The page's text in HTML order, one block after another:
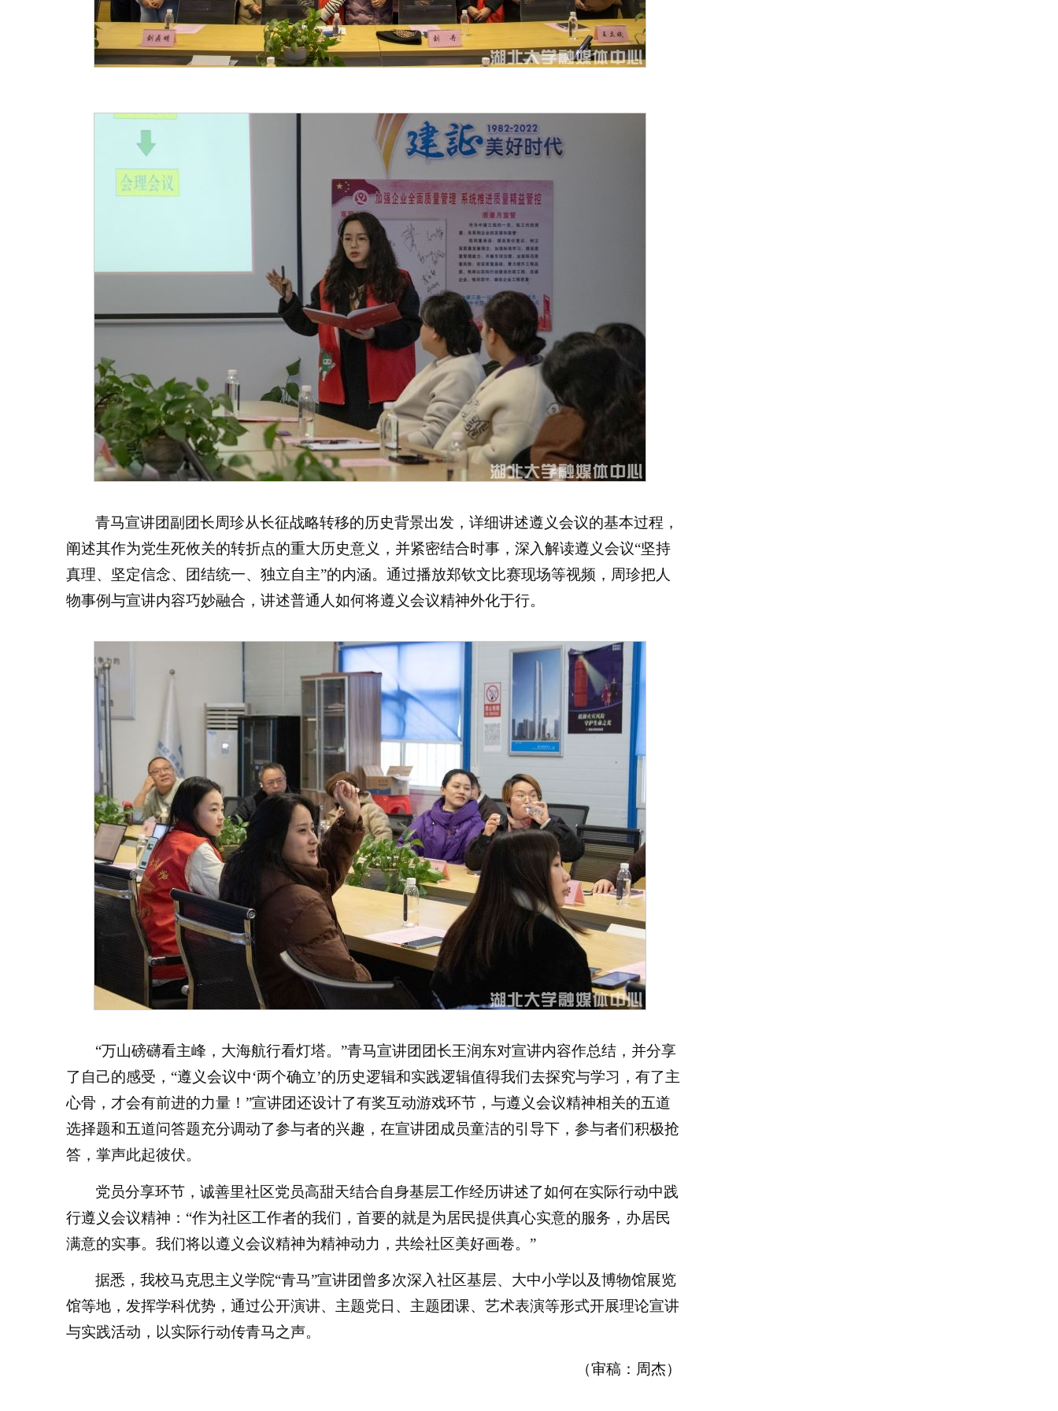
青马宣讲团副团长周珍从长征战略转移的历史背景出发，详细讲述遵义会议的基本过程，
阐述其作为党生死攸关的转折点的重大历史意义，并紧密结合时事，深入解读遵义会议“坚持
真理、坚定信念、团结统一、独立自主”的内涵。通过播放郑钦文比赛现场等视频，周珍把人
物事例与宣讲内容巧妙融合，讲述普通人如何将遵义会议精神外化于行。
“万山磅礴看主峰，大海航行看灯塔。”青马宣讲团团长王润东对宣讲内容作总结，并分享
了自己的感受，“遵义会议中‘两个确立’的历史逻辑和实践逻辑值得我们去探究与学习，有了主
心骨，才会有前进的力量！”宣讲团还设计了有奖互动游戏环节，与遵义会议精神相关的五道
选择题和五道问答题充分调动了参与者的兴趣，在宣讲团成员童洁的引导下，参与者们积极抢
答，掌声此起彼伏。
党员分享环节，诚善里社区党员高甜天结合自身基层工作经历讲述了如何在实际行动中践
行遵义会议精神：“作为社区工作者的我们，首要的就是为居民提供真心实意的服务，办居民
满意的实事。我们将以遵义会议精神为精神动力，共绘社区美好画卷。”
据悉，我校马克思主义学院“青马”宣讲团曾多次深入社区基层、大中小学以及博物馆展览
馆等地，发挥学科优势，通过公开演讲、主题党日、主题团课、艺术表演等形式开展理论宣讲
与实践活动，以实际行动传青马之声。
（审稿：周杰）